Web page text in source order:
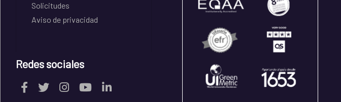
Solicitudes
Aviso de privacidad
Redes sociales